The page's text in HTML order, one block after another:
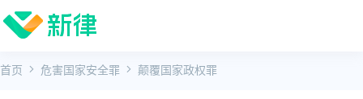
首页 危害国家安全罪 颠覆国家政权罪